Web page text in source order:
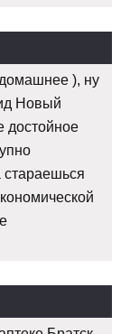
), ну
Новый
достойное
стараешься